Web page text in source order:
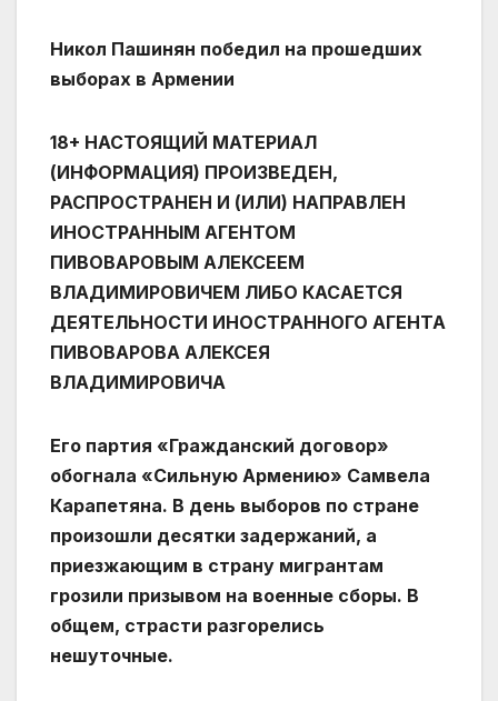
Никол Пашинян победил на прошедших
выборах в Армении
18+ НАСТОЯЩИЙ МАТЕРИАЛ
(ИНФОРМАЦИЯ) ПРОИЗВЕДЕН,
РАСПРОСТРАНЕН И (ИЛИ) НАПРАВЛЕН
ИНОСТРАННЫМ АГЕНТОМ
ПИВОВАРОВЫМ АЛЕКСЕЕМ
ВЛАДИМИРОВИЧЕМ ЛИБО КАСАЕТСЯ
ДЕЯТЕЛЬНОСТИ ИНОСТРАННОГО АГЕНТА
ПИВОВАРОВА АЛЕКСЕЯ
ВЛАДИМИРОВИЧА
Его партия «Гражданский договор»
обогнала «Сильную Армению» Самвела
Карапетяна. В день выборов по стране
произошли десятки задержаний, а
приезжающим в страну мигрантам
грозили призывом на военные сборы. В
общем, страсти разгорелись
нешуточные.